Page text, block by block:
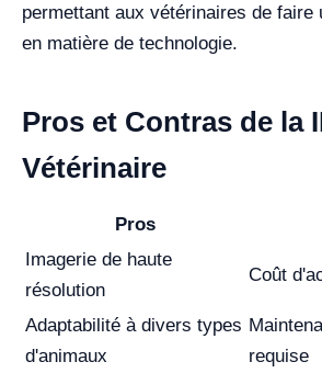
permettant aux vétérinaires de faire
en matière de technologie.
Pros et Contras de la
Vétérinaire
Pros
Imagerie de haute
résolution
Coût
Adaptabilité à divers types
d'animaux
requise